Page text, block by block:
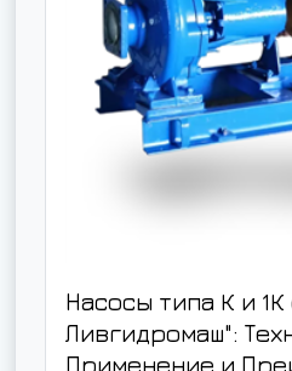
Насосы типа К и
Ливгидромаш":
Применение и